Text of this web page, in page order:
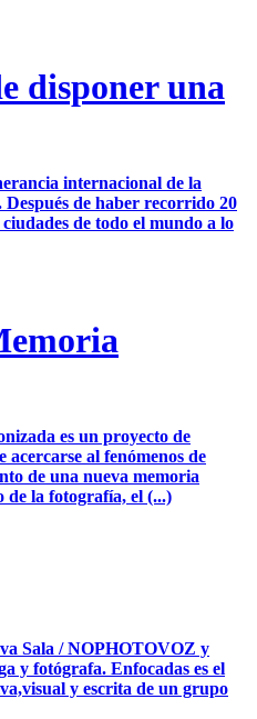
disponer una
internacional de la
de haber recorrido 20
de todo el mundo a lo
es un proyecto de
al fenómenos de
de una nueva memoria
de la fotografía, el (...)
Sala / NOPHOTOVOZ y
y fotógrafa. Enfocadas es el
y escrita de un grupo